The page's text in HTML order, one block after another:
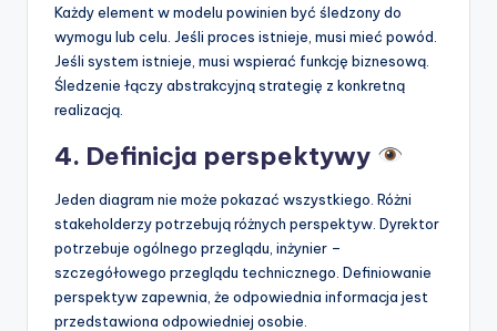
Każdy element w modelu powinien być śledzony do
wymogu lub celu. Jeśli proces istnieje, musi mieć powód.
Jeśli system istnieje, musi wspierać funkcję biznesową.
Śledzenie łączy abstrakcyjną strategię z konkretną
realizacją.
4. Definicja perspektywy
Jeden diagram nie może pokazać wszystkiego. Różni
stakeholderzy potrzebują różnych perspektyw. Dyrektor
potrzebuje ogólnego przeglądu, inżynier –
szczegółowego przeglądu technicznego. Definiowanie
perspektyw zapewnia, że odpowiednia informacja jest
przedstawiona odpowiedniej osobie.